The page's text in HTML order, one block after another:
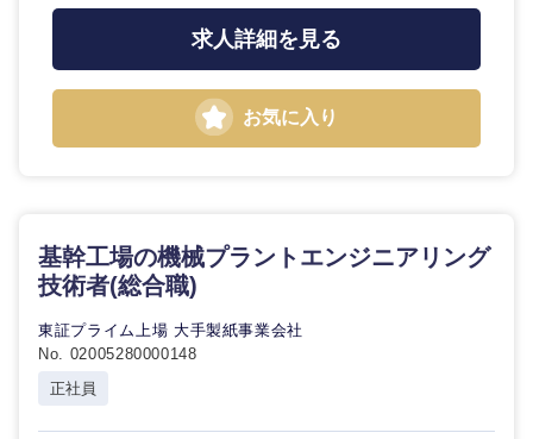
愛媛県
求人詳細を見る
お気に入り
基幹工場の機械プラントエンジニアリング
技術者(総合職)
東証プライム上場 大手製紙事業会社
No. 02005280000148
正社員